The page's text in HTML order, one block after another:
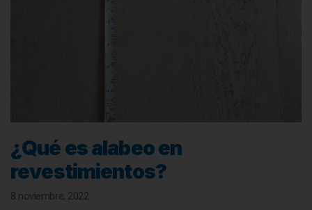
¿Qué es alabeo en
revestimientos?
8 noviembre, 2022